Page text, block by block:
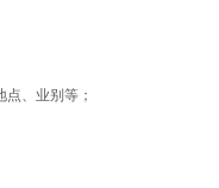
、业别等；